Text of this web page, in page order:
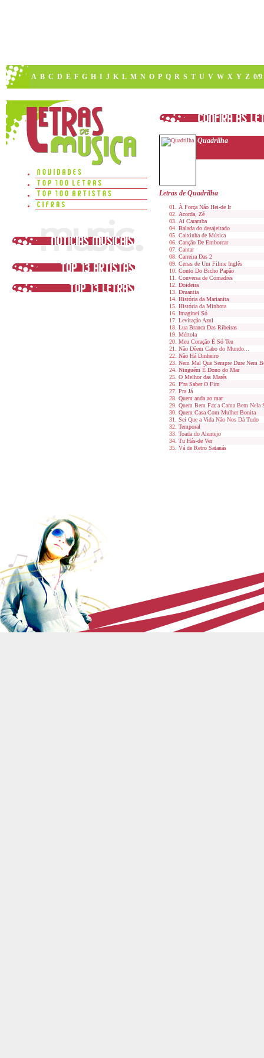
A B C D E F G H I J K L M N O P Q R S T U V W X Y Z 0/9
Quadrilha
Letras de Quadrilha
À Força Não Hei-de Ir
Acorda, Zé
Ai Caramba
Balada do desajeitado
Caixinha de Música
Canção De Emborcar
Cantar
Carreira Das 2
Cenas de Um Filme Inglês
Conto Do Bicho Papão
Conversa de Comadres
Doideira
Druantia
História da Marianita
História da Minhota
Imaginei Só
Levitação Azul
Lua Branca Das Ribeiras
Mértola
Meu Coração É Só Teu
Não Dêem Cabo do Mundo...
Não Há Dinheiro
Nem Mal Que Sempre Dure Nem
Ninguém É Dono do Mar
O Melhor das Marés
P'ra Saber O Fim
Pra Já
Quem anda ao mar
Quem Bem Faz a Cama Bem Nela
Quem Casa Com Mulher Bonita
Sei Que a Vida Não Nos Dá Tudo
Temporal
Toada do Alentejo
Tu Hás-de Ver
Vá de Retro Satanás